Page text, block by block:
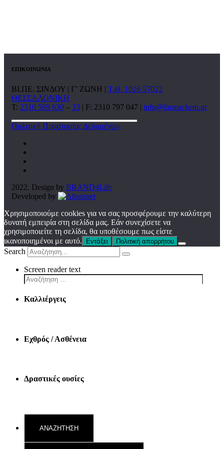
ΕΠΙΚΟΙΝΩΝΙΑ
ΒΙ.ΠΕ. ΣΙΝΔΟΥ | Γ’ ΖΩΝΗ | Τ.Θ. 1026 57022
ΘΕΣΣΑΛΟΝΙΚΗ
T: 2310 569 630 – 33 | F: 2310 797 047 | info@farmachem.gr
Πολιτική Προστασίας Δεδομένων
2022. Design by BRAND4Life
Developed by
Χρησιμοποιούμε cookies για να σας προσφέρουμε την καλύτερη
δυνατή εμπειρία στη σελίδα μας. Εάν συνεχίσετε να
χρησιμοποιείτε τη σελίδα, θα υποθέσουμε πως είστε
ικανοποιημένοι με αυτό.
Εντάξει Πολιτική απορρήτου
Search
Screen reader text
Καλλιέργεις
Εχθρός / Ασθένεια
Δραστικές ουσίες